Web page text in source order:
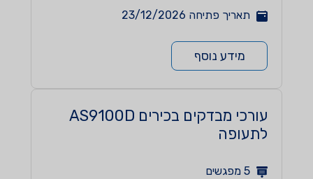
תאריך פתיחה 23/12/2026
מידע נוסף
עורכי מבדקים בכירים AS9100D
לתעופה
5מפגשים